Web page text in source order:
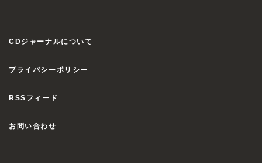
CDジャーナルについて
プライバシーポリシー
RSSフィード
お問い合わせ